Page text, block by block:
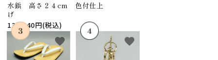
水鋲 高さ２４cm 色付仕上
げ
130,240円(税込)
favorite favorite